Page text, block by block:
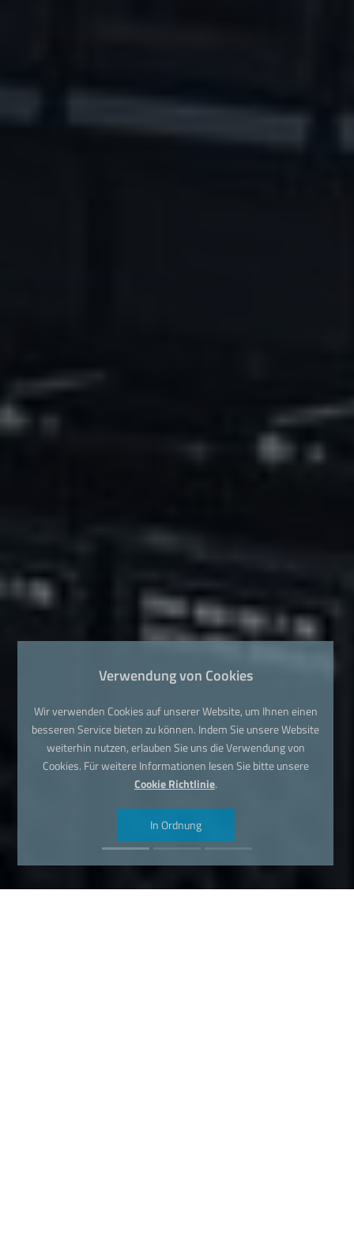
Verwendung von Cookies
Wir verwenden Cookies auf unserer Website, um Ihnen einen
besseren Service bieten zu können. Indem Sie unsere Website
weiterhin nutzen, erlauben Sie uns die Verwendung von
Cookies. Für weitere Informationen lesen Sie bitte unsere
Cookie Richtlinie.
In Ordnung